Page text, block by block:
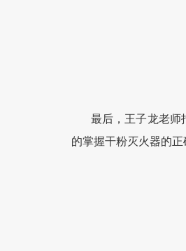
最后 ，王子龙老师
的掌握干粉灭火器的